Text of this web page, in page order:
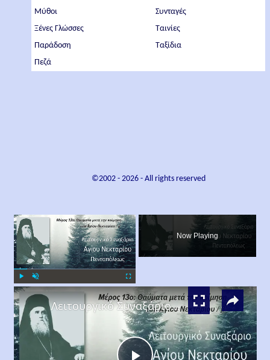
Μύθοι
Ξένες Γλώσσες
Παράδοση
Πεζά
Συνταγές
Ταινίες
Ταξίδια
©2002 - 2026- All rights reserved
×
Play Unmute Fullscreen
Now Playing
×
Λειτουργικό Συναξάριο Αγίου Νεκταρίου Πενταπόλεως Μέρος 13ο